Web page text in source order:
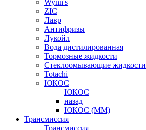
Wynn's
ZIC
Лавр
Антифризы
Лукойл
Вода дистилированная
Тормозные жидкости
Стеклоомывающие жидкости
Totachi
ЮКОС
ЮКОС
назад
ЮКОС (ММ)
Трансмиссия
Трансмиссия